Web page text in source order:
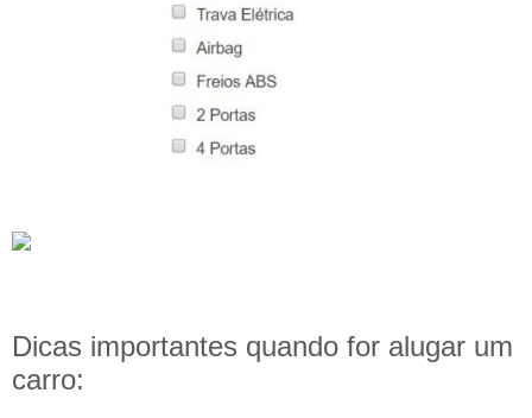
Dicas importantes quando for alugar um
carro: